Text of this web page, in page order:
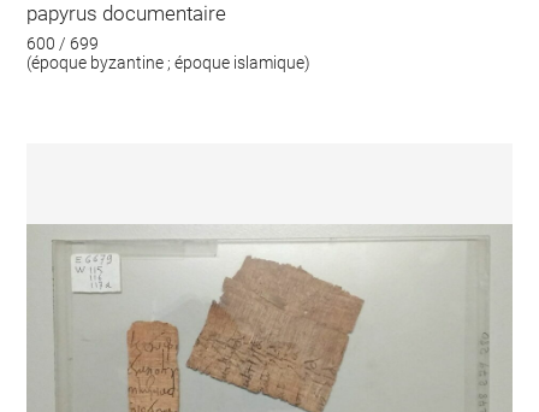
papyrus documentaire
600 / 699
(époque byzantine ; époque islamique)